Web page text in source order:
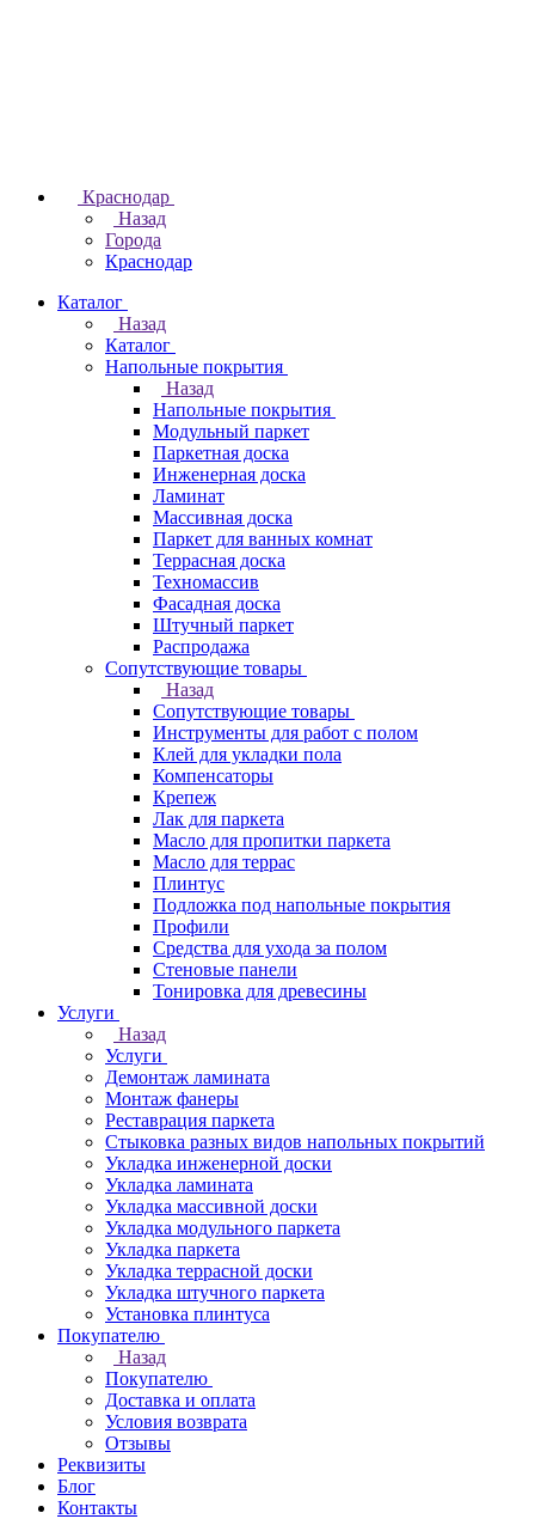
Краснодар
Назад
Города
Краснодар
Каталог
Назад
Каталог
Напольные покрытия
Назад
Напольные покрытия
Модульный паркет
Паркетная доска
Инженерная доска
Ламинат
Массивная доска
Паркет для ванных комнат
Террасная доска
Техномассив
Фасадная доска
Штучный паркет
Распродажа
Сопутствующие товары
Назад
Сопутствующие товары
Инструменты для работ с полом
Клей для укладки пола
Компенсаторы
Крепеж
Лак для паркета
Масло для пропитки паркета
Масло для террас
Плинтус
Подложка под напольные покрытия
Профили
Средства для ухода за полом
Стеновые панели
Тонировка для древесины
Услуги
Назад
Услуги
Демонтаж ламината
Монтаж фанеры
Реставрация паркета
Стыковка разных видов напольных покрытий
Укладка инженерной доски
Укладка ламината
Укладка массивной доски
Укладка модульного паркета
Укладка паркета
Укладка террасной доски
Укладка штучного паркета
Установка плинтуса
Покупателю
Назад
Покупателю
Доставка и оплата
Условия возврата
Отзывы
Реквизиты
Блог
Контакты